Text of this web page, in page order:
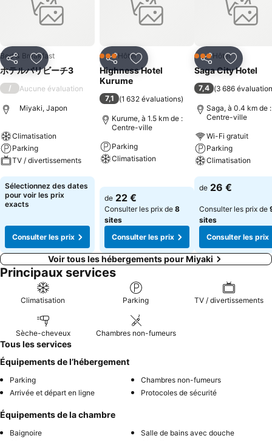
PartagerAjouter à mes favoris
Bed & Breakfast
ホテルバリビーチ3
/ Aucune évaluation
Miyaki, Japon
Climatisation
Parking
TV / divertissements
Consulter les prix
Sélectionnez des dates
pour voir les prix
exacts
Consulter les prix
PartagerAjouter à mes favoris
3 ÉtoilesHôtel
Highness Hotel
Kurume
7,1 (1 632 évaluations)
Kurume, à 1.5 km de :
Centre-ville
Parking
Climatisation
de 22 €
Consulter les prix de 8
sites
Consulter les prix
PartagerAjouter
3 ÉtoilesHôtel
Saga City Hotel
7,4 (3 686
Saga, à 0.4 km de :
Centre-ville
Wi-Fi gratuit
Parking
Climatisation
Consulter les
de 26 €
Consulter les prix de
sites
Consulter les prix
Voir tous les hébergements pour Miyaki
Principaux services
Climatisation Parking TV / divertissements
Sèche-cheveux Chambres non-fumeurs
Tous les services
Équipements de l’hébergement
Parking
Chambres non-fumeurs
Arrivée et départ en ligne
Protocoles de sécurité
Équipements de la chambre
Baignoire
Salle de bains avec douche